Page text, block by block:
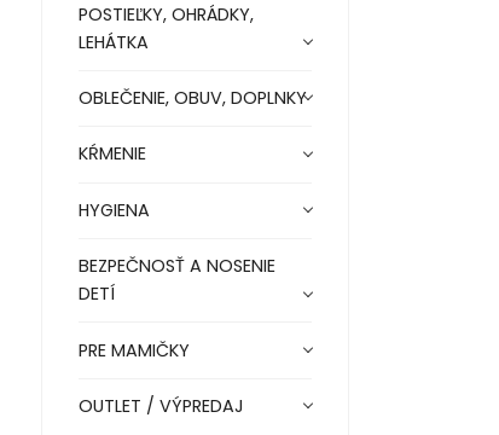
POSTIEĽKY, OHRÁDKY,
LEHÁTKA
OBLEČENIE, OBUV, DOPLNKY
KŔMENIE
HYGIENA
BEZPEČNOSŤ A NOSENIE
DETÍ
PRE MAMIČKY
OUTLET / VÝPREDAJ